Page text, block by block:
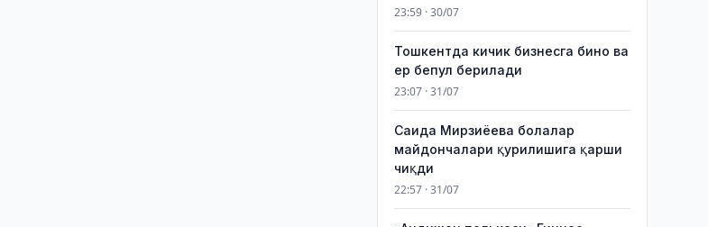
23:59 · 30/07
Тошкентда кичик бизнесга бино ва
ер бепул берилади
23:07 · 31/07
Саида Мирзиёева болалар
майдончалари қурилишига қарши
чиқди
22:57 · 31/07